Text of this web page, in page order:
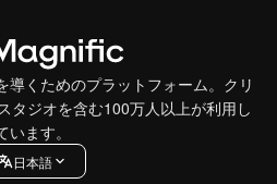
導くためのプラットフォーム。クリ
タジオを含む100万人以上が利用し
います。
日本語